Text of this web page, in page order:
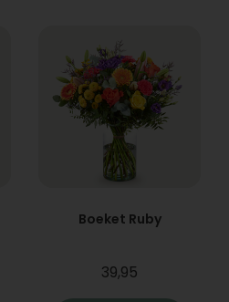
Boeket Ruby
39,95